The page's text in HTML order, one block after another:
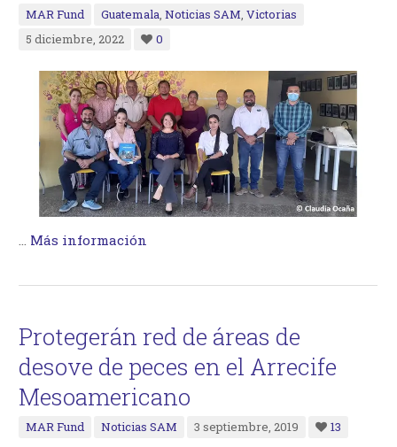
MAR Fund Guatemala,Noticias SAM,Victorias
5 diciembre, 2022
0
… Más información
Protegerán red de áreas de
desove de peces en el Arrecife
Mesoamericano
MAR Fund Noticias SAM 3 septiembre, 2019 13